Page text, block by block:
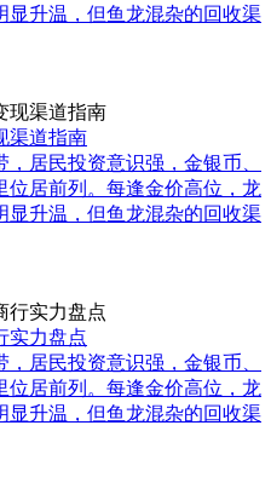
显升温，但鱼龙混杂的回收渠
渠道指南
居民投资意识强，金银币、
居前列。每逢金价高位，龙
显升温，但鱼龙混杂的回收渠
实力盘点
居民投资意识强，金银币、
居前列。每逢金价高位，龙
显升温，但鱼龙混杂的回收渠